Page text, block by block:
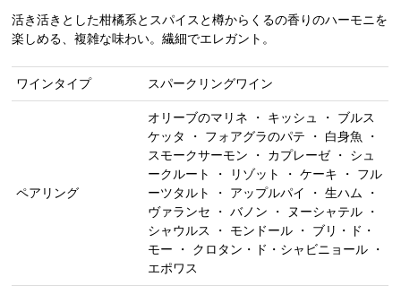
活き活きとした柑橘系とスパイスと樽からくるの香りのハーモニを
楽しめる、複雑な味わい。繊細でエレガント。
ワインタイプ スパークリングワイン
ペアリング
オリーブのマリネ ・ キッシュ ・ ブルス
ケッタ ・ フォアグラのパテ ・ 白身魚 ・
スモークサーモン ・ カプレーゼ ・ シュ
ークルート ・ リゾット ・ ケーキ ・ フル
ーツタルト ・ アップルパイ ・ 生ハム ・
ヴァランセ ・ バノン ・ ヌーシャテル ・
シャウルス ・ モンドール ・ ブリ・ド・
モー ・ クロタン・ド・シャビニョール ・
エポワス